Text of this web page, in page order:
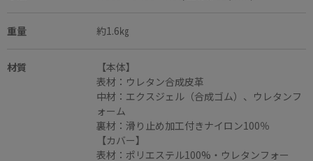
重量 約1.6㎏
材質
【本体】
表材：ウレタン合成皮革
中材：エクスジェル（合成ゴム）、ウレタンフ
ォーム
裏材：滑り止め加工付きナイロン100％
【カバー】
表材：ポリエステル100%・ウレタンフォー